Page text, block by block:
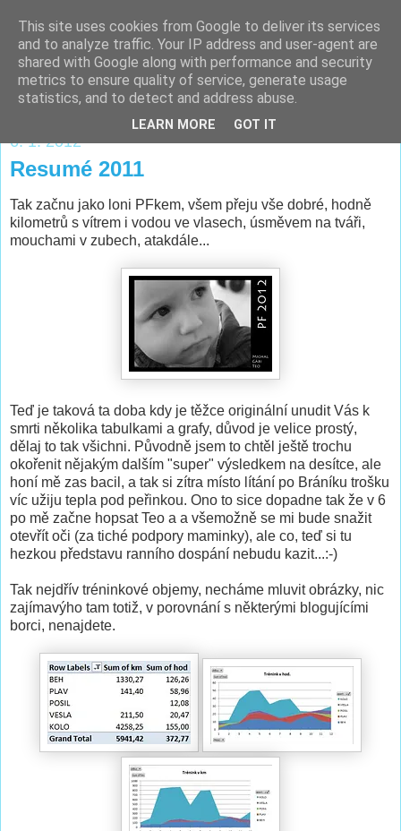
Majkův sem-tam-blog
...sportování, trénink, závodění a tak vůbec...:)
6. 1. 2012
Resumé 2011
Tak začnu jako loni PFkem, všem přeju vše dobré, hodně
kilometrů s vítrem i vodou ve vlasech, úsměvem na tváři,
mouchami v zubech, atakdále...
Teď je taková ta doba kdy je těžce originální unudit Vás k
smrti několika tabulkami a grafy, důvod je velice prostý,
dělaj to tak všichni. Původně jsem to chtěl ještě trochu
okořenit nějakým dalším "super" výsledkem na desítce, ale
honí mě zas bacil, a tak si zítra místo lítání po Bráníku trošku
víc užiju tepla pod peřinkou. Ono to sice dopadne tak že v 6
po mě začne hopsat Teo a a všemožně se mi bude snažit
otevřít oči (za tiché podpory maminky), ale co, teď si tu
hezkou představu ranního dospání nebudu kazit...:-)
Tak nejdřív tréninkové objemy, necháme mluvit obrázky, nic
zajímavýho tam totiž, v porovnání s některými blogujícími
borci, nenajdete.
This site uses cookies from Google to deliver its services
and to analyze traffic. Your IP address and user-agent are
shared with Google along with performance and security
metrics to ensure quality of service, generate usage
statistics, and to detect and address abuse.
LEARN MORE GOT IT